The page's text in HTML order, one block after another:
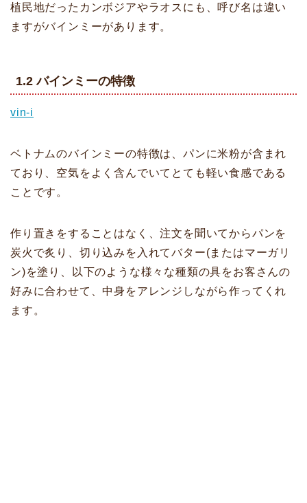
植民地だったカンボジアやラオスにも、呼び名は違い
ますがバインミーがあります。
1.2 バインミーの特徴
vin-i
ベトナムのバインミーの特徴は、パンに米粉が含まれ
ており、空気をよく含んでいてとても軽い食感である
ことです。
作り置きをすることはなく、注文を聞いてからパンを
炭火で炙り、切り込みを入れてバター(またはマーガリ
ン)を塗り、以下のような様々な種類の具をお客さんの
好みに合わせて、中身をアレンジしながら作ってくれ
ます。